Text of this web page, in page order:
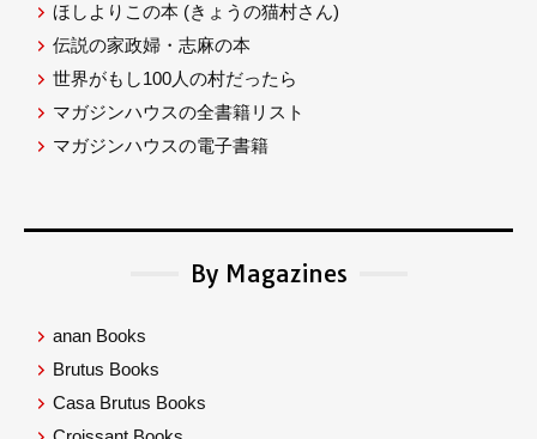
ほしよりこの本 (きょうの猫村さん)
伝説の家政婦・志麻の本
世界がもし100人の村だったら
マガジンハウスの全書籍リスト
マガジンハウスの電子書籍
By Magazines
anan Books
Brutus Books
Casa Brutus Books